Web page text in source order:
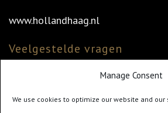
Manage Consent
We use cookies to optimize our website and our
www.hollandhaag.nl
Veelgestelde vragen
Veelgestelde vragen